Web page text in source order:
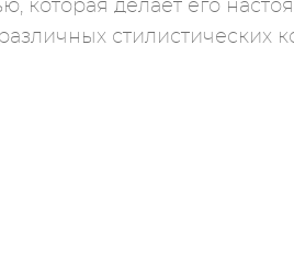
которая делает его
стилистических